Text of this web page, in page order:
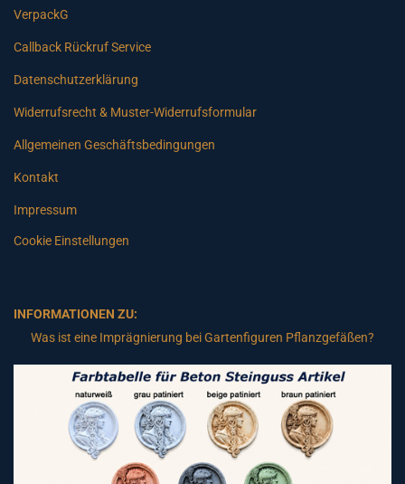
VerpackG
Callback Rückruf Service
Datenschutzerklärung
Widerrufsrecht & Muster-Widerrufsformular
Allgemeinen Geschäftsbedingungen
Kontakt
Impressum
Cookie Einstellungen
INFORMATIONEN ZU:
Was ist eine Imprägnierung bei Gartenfiguren Pflanzgefäßen?